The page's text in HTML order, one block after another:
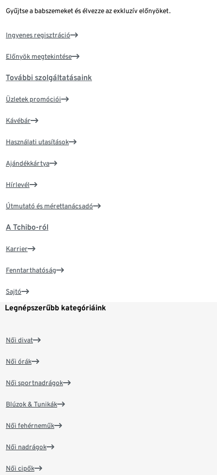
Gyűjtse a babszemeket és élvezze az exkluzív előnyöket.
Ingyenes regisztráció
Előnyök megtekintése
További szolgáltatásaink
Üzletek promóciói
Kávébár
Használati utasítások
Ajándékkártya
Hírlevél
Útmutató és mérettanácsadó
A Tchibo-ról
Karrier
Fenntarthatóság
Sajtó
Legnépszerűbb kategóriáink
Női divat
Női órák
Női sportnadrágok
Blúzok & Tunikák
Női fehérneműk
Női nadrágok
Női cipők